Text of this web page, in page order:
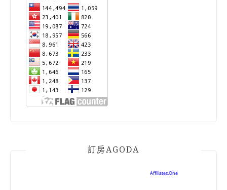
訂房AGODA